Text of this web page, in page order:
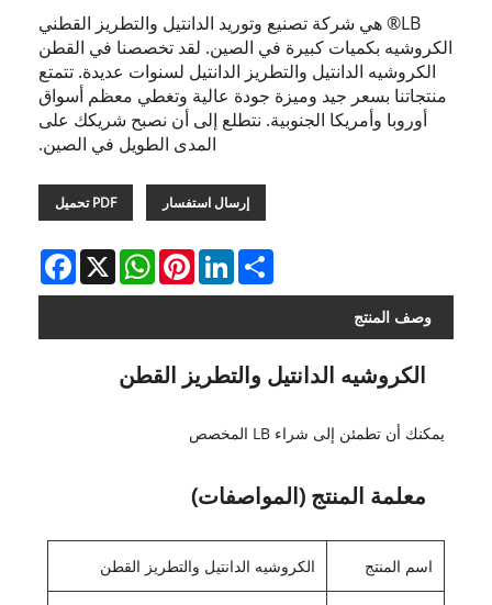
LB® هي شركة تصنيع وتوريد الدانتيل والتطريز القطني
الكروشيه بكميات كبيرة في الصين. لقد تخصصنا في القطن
الكروشيه الدانتيل والتطريز الدانتيل لسنوات عديدة. تتمتع
منتجاتنا بسعر جيد وميزة جودة عالية وتغطي معظم أسواق
أوروبا وأمريكا الجنوبية. نتطلع إلى أن نصبح شريكك على
المدى الطويل في الصين.
إرسال استفسار PDF تحميل
Facebook X
WhatsAppPinterestLinkedInShare
وصف المنتج
الكروشيه الدانتيل والتطريز القطن
يمكنك أن تطمئن إلى شراء LB المخصص
معلمة المنتج (المواصفات)
اسم المنتج الكروشيه الدانتيل والتطريز القطن